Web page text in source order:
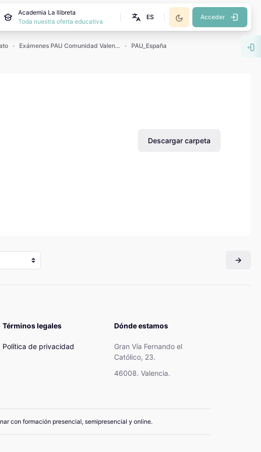
Academia La llibreta
Toda nuestra oferta educativa
ES Acceder
Exámenes PAU Comunidad Valenciana
PAU_España
Descargar carpeta
Términos legales
Política de privacidad
Dónde estamos
Gran Vía Fernando el
Católico, 23.
46008. Valencia.
con formación presencial, semipresencial y online.